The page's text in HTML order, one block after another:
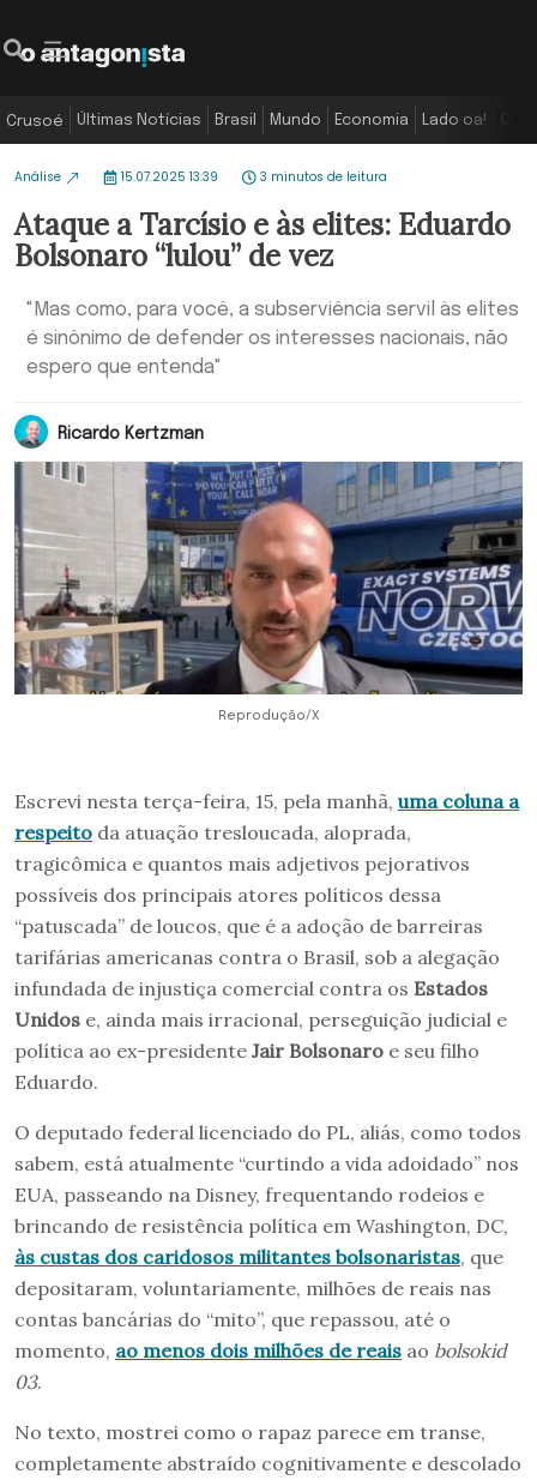
Crusoé Últimas Notícias Brasil Mundo Economia Lado oa!
Análise 15.07.2025 13:39 3 minutos de leitura
Ataque a Tarcísio e às elites: Eduardo
Bolsonaro “lulou” de vez
"Mas como, para você, a subserviência servil às elites
é sinônimo de defender os interesses nacionais, não
espero que entenda"
Ricardo Kertzman
Reprodução/X
Escrevi nesta terça-feira, 15, pela manhã, uma coluna a
respeito da atuação tresloucada, aloprada,
tragicômica e quantos mais adjetivos pejorativos
possíveis dos principais atores políticos dessa
“patuscada” de loucos, que é a adoção de barreiras
tarifárias americanas contra o Brasil, sob a alegação
infundada de injustiça comercial contra os Estados
Unidos e, ainda mais irracional, perseguição judicial e
política ao ex-presidente Jair Bolsonaro e seu filho
Eduardo.
O deputado federal licenciado do PL, aliás, como todos
sabem, está atualmente “curtindo a vida adoidado” nos
EUA, passeando na Disney, frequentando rodeios e
brincando de resistência política em Washington, DC,
às custas dos caridosos militantes bolsonaristas, que
depositaram, voluntariamente, milhões de reais nas
contas bancárias do “mito”, que repassou, até o
momento, ao menos dois milhões de reais ao bolsokid
03.
No texto, mostrei como o rapaz parece em transe,
completamente abstraído cognitivamente e descolado